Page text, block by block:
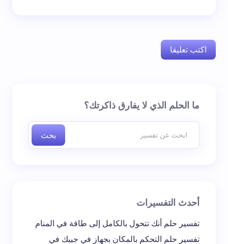
اكتب تعليقا
لن يتم نشر عنوان بريدك الإلكتروني. الحقول الإلزامية مشارما الحلم الذي لا يفارق ذاكرتك؟
بحث
أحدث التفسيرات
تفسير حلم أنك تتحول بالكامل إلى طاقة في المنام
تفسير حلم التحكم بالمكان بجهاز في جيبك في